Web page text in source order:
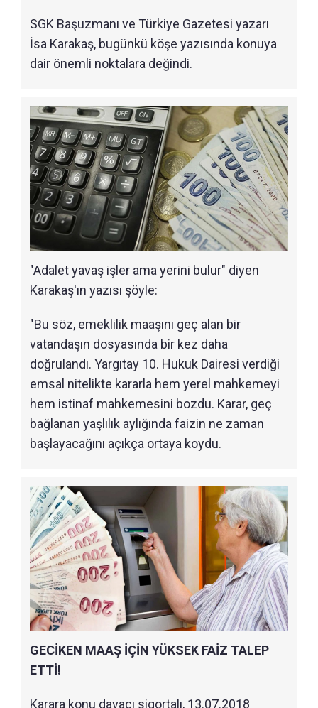
SGK Başuzmanı ve Türkiye Gazetesi yazarı
İsa Karakaş, bugünkü köşe yazısında konuya
dair önemli noktalara değindi.
"Adalet yavaş işler ama yerini bulur" diyen
Karakaş'ın yazısı şöyle:
"Bu söz, emeklilik maaşını geç alan bir
vatandaşın dosyasında bir kez daha
doğrulandı. Yargıtay 10. Hukuk Dairesi verdiği
emsal nitelikte kararla hem yerel mahkemeyi
hem istinaf mahkemesini bozdu. Karar, geç
bağlanan yaşlılık aylığında faizin ne zaman
başlayacağını açıkça ortaya koydu.
GECİKEN MAAŞ İÇİN YÜKSEK FAİZ TALEP
ETTİ!
Karara konu davacı sigortalı, 13.07.2018